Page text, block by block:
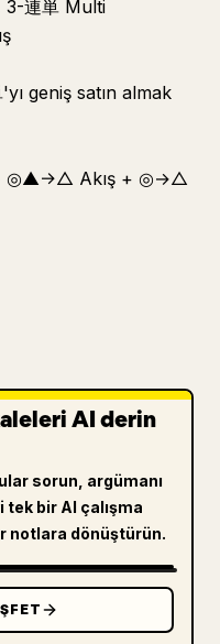
連単 Multi
geniş satın almak
◎▲→△ Akış + ◎→△
AI derin
sorun, argümanı
bir AI çalışma
notlara dönüştürün.